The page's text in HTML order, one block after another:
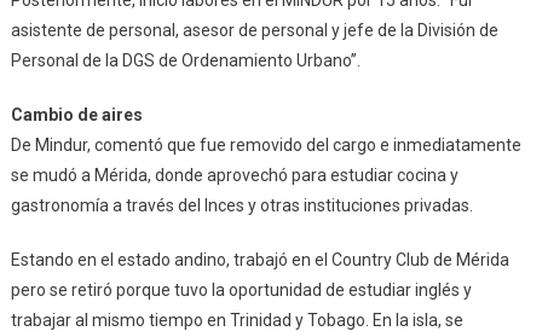
asistente de personal, asesor de personal y jefe de la División de
Personal de la DGS de Ordenamiento Urbano”.
Cambio de aires
De Mindur, comentó que fue removido del cargo e inmediatamente
se mudó a Mérida, donde aprovechó para estudiar cocina y
gastronomía a través del Inces y otras instituciones privadas.
Estando en el estado andino, trabajó en el Country Club de Mérida
pero se retiró porque tuvo la oportunidad de estudiar inglés y
trabajar al mismo tiempo en Trinidad y Tobago. En la isla, se